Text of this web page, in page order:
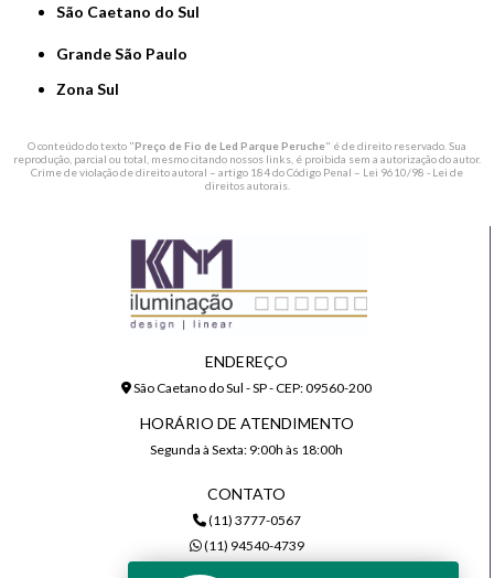
São Caetano do Sul
Grande São Paulo
Zona Sul
O conteúdo do texto "Preço de Fio de Led Parque Peruche" é de direito reservado. Sua
reprodução, parcial ou total, mesmo citando nossos links, é proibida sem a autorização do autor.
Crime de violação de direito autoral – artigo 184 do Código Penal – Lei 9610/98 - Lei de
direitos autorais.
ENDEREÇO
São Caetano do Sul - SP - CEP: 09560-200
HORÁRIO DE ATENDIMENTO
Segunda à Sexta: 9:00h às 18:00h
CONTATO
(11) 3777-0567
(11) 94540-4739
comercial@kmiluminacao.com.br